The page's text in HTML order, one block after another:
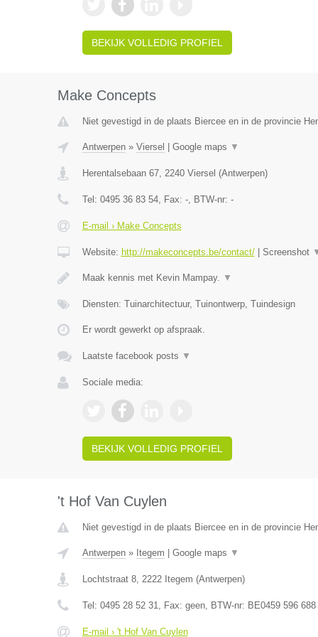
BEKIJK VOLLEDIG PROFIEL
Make Concepts
Niet gevestigd in de plaats Biercee en in de provincie
Antwerpen» Viersel Google maps ▼
Herentalsebaan 67, 2240 Viersel (Antwerpen)
Tel: 0495 36 83 54, Fax: -, BTW-nr: -
E-mail › Make Concepts
Website: http://makeconcepts.be/contact/| Screenshot
Maak kennis met Kevin Mampay. ▼
Diensten: Tuinarchitectuur, Tuinontwerp, Tuindesign
Er wordt gewerkt op afspraak.
Laatste facebook posts ▼
Sociale media:
BEKIJK VOLLEDIG PROFIEL
't Hof Van Cuylen
Niet gevestigd in de plaats Biercee en in de provincie
Antwerpen» Itegem Google maps ▼
Lochtstraat 8, 2222 Itegem (Antwerpen)
Tel: 0495 28 52 31, Fax: geen, BTW-nr: BE0459 596 688
E-mail › 't Hof Van Cuylen